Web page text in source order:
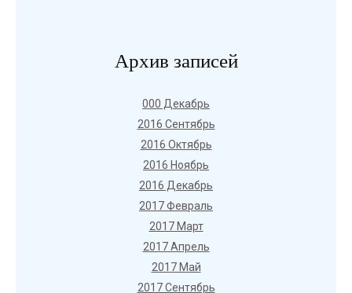
Архив записей
000 Декабрь
2016 Сентябрь
2016 Октябрь
2016 Ноябрь
2016 Декабрь
2017 Февраль
2017 Март
2017 Апрель
2017 Май
2017 Сентябрь